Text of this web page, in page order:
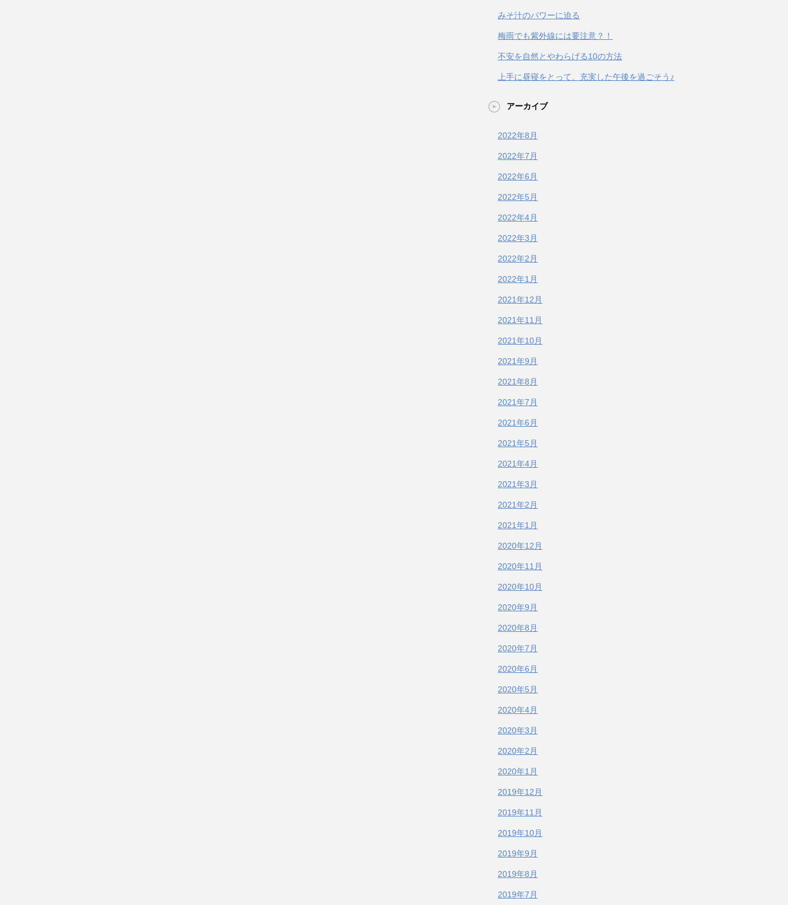
みそ汁のパワーに迫る
梅雨でも紫外線には要注意？！
不安を自然とやわらげる10の方法
上手に昼寝をとって、充実した午後を過ごそう♪
アーカイブ
2022年8月
2022年7月
2022年6月
2022年5月
2022年4月
2022年3月
2022年2月
2022年1月
2021年12月
2021年11月
2021年10月
2021年9月
2021年8月
2021年7月
2021年6月
2021年5月
2021年4月
2021年3月
2021年2月
2021年1月
2020年12月
2020年11月
2020年10月
2020年9月
2020年8月
2020年7月
2020年6月
2020年5月
2020年4月
2020年3月
2020年2月
2020年1月
2019年12月
2019年11月
2019年10月
2019年9月
2019年8月
2019年7月